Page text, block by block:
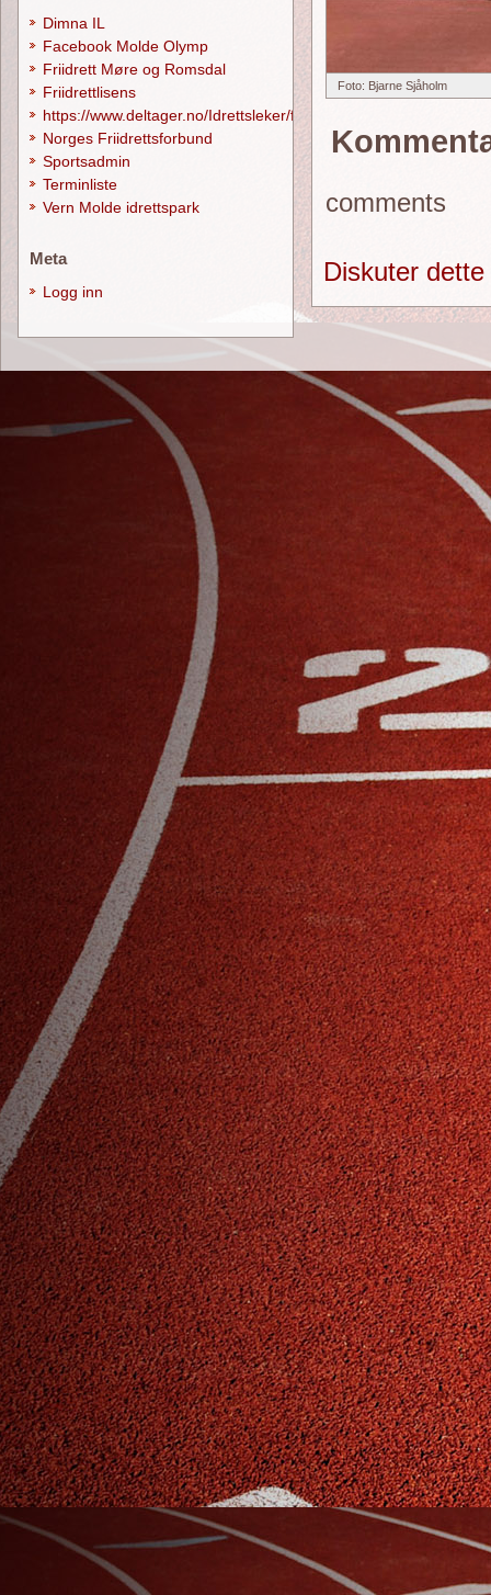
Foto: Bjarne Sjåholm
comments
Diskuter
Dimna IL
Facebook Molde Olymp
Friidrett Møre og Romsdal
Friidrettlisens
https://www.deltager.no/Idrettsleker/forside
Norges Friidrettsforbund
Sportsadmin
Terminliste
Vern Molde idrettspark
Meta
Logg inn